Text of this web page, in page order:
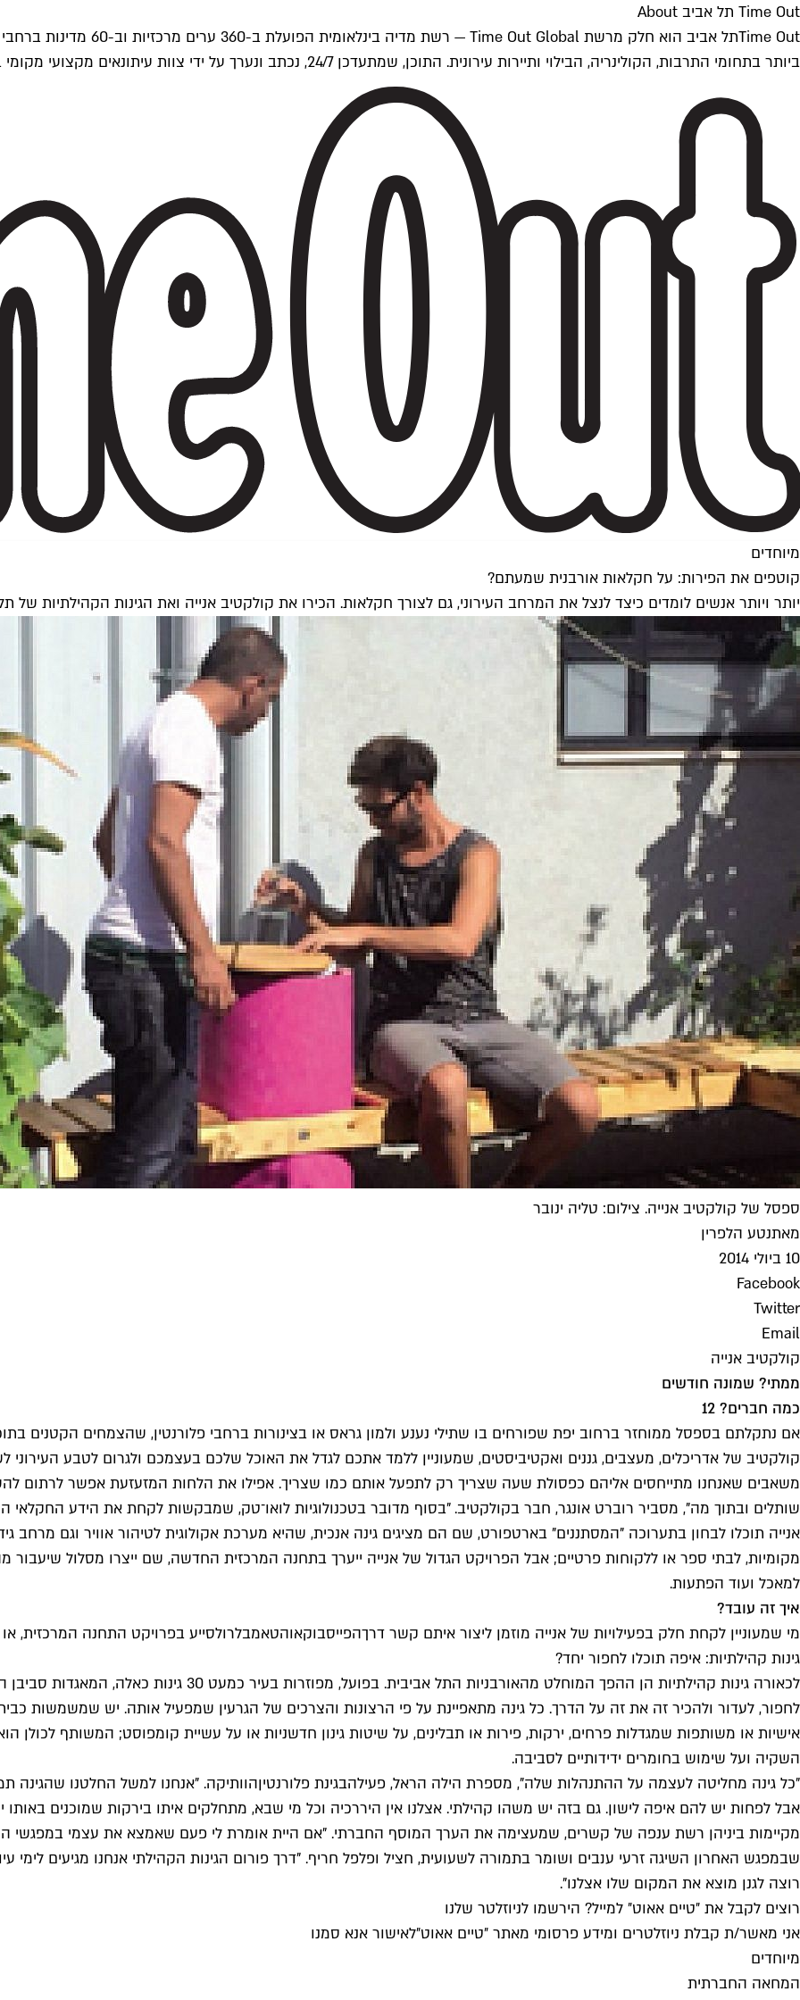
Time Out תל אביב About
ביותר בתחומי התרבות, הקולינריה, הבילוי ותיירות עירונית. התוכן, שמתעדכן 24/7, נכתב ונערך על ידי צוות עיתונאים מקצועי מקומי בישראל, בהתאם לסטנדרטים של Time Out העולמית.
מיוחדים
קוטפים את הפירות: על חקלאות אורבנית שמעתם?
יותר ויותר אנשים לומדים כיצד לנצל את המרחב העירוני, גם לצורך חקלאות. הכירו את קולקטיב אנייה ואת הגינות הקהילתיות של
ספסל של קולקטיב אנייה. צילום: טליה ינובר
מאתנטע הלפרין
10 ביולי 2014
Facebook
Twitter
Email
קולקטיב אנייה
ממתי? שמונה חודשים
כמה חברים? 12
אם נתקלתם בספסל ממוחזר ברחוב יפת שפורחים בו שתילי נענע ולמון גראס או בצינורות ברחבי פלורנטין, שהצמחים הקטנים
קולקטיב של אדריכלים, מעצבים, גננים ואקטיביסטים, שמעוניין ללמד אתכם לגדל את האוכל שלכם בעצמכם ולגרום לטבע העירוני
משאבים שאנחנו מתייחסים אליהם כפסולת שעה שצריך רק לתפעל אותם כמו שצריך. אפילו את הלחות המזעזעת אפשר לרתום
שותלים ובתוך מה", מסביר רוברט אונגר, חבר בקולקטיב. "בסוף מדובר בטכנולוגיות לואו־טק, שמבקשות לקחת את הידע
אנייה תוכלו לבחון בתערוכה "המסתננים" בארטפורט, שם הם מציגים גינה אנכית, שהיא מערכת אקולוגית לטיהור אוויר וגם מרחב
מקומיות, לבתי ספר או ללקוחות פרטיים; אבל הפרויקט הגדול של אנייה ייערך בתחנה המרכזית החדשה, שם ייצרו מסלול שיעבור
למאכל ועוד הפתעות.
איך זה עובד?
מי שמעוניין לקחת חלק בפעילויות של אנייה מוזמן ליצור איתם קשר דרךהפייסבוקאוהטאמבלרולסייע בפרויקט התחנה
גינות קהילתיות: איפה תוכלו לחפור יחד?
לכאורה גינות קהילתיות הן ההפך המוחלט מהאורבניות התל
לחפור, לעדור ולהכיר זה את זה על הדרך. כל גינה מתאפיינת על פי הרצונות והצרכים של הגרעין שמפעיל אותה. יש שמשמשות כבית
אישיות או משותפות שמגדלות פרחים, ירקות, פירות או תבלינים, על שיטות גינון חדשניות או על עשיית קומפוסט; המשותף לכולן
השקיה ועל שימוש בחומרים ידידותיים לסביבה.
"כל גינה מחליטה לעצמה על ההתנהלות שלה", מספרת הילה הראל, פעילהבגינת פלורנטיןהוותיקה. "אנחנו למשל החלטנו שהגינה
אבל לפחות יש להם איפה לישון. גם בזה יש משהו קהילתי. אצלנו אין היררכיה וכל מי שבא, מתחלקים איתו בירקות שמוכנים
מקיימות ביניהן רשת ענפה של קשרים, שמעצימה את הערך המוסף החברתי. "אם היית אומרת לי פעם שאמצא את עצמי במפגשי
שבמפגש האחרון השיגה זרעי ענבים ושומר בתמורה לשעועית, חציל ופלפל חריף. "דרך פורום הגינות הקהילתי אנחנו מגיעים לימי
רוצה לגנן מוצא את המקום שלו אצלנו".
רוצים לקבל את ״טיים אאוט״ למייל? הירשמו לניוזלטר שלנו
אני מאשר/ת קבלת ניוזלטרים ומידע פרסומי מאתר ״טיים אאוט״לאישור אנא סמנו
מיוחדים
המחאה החברתית